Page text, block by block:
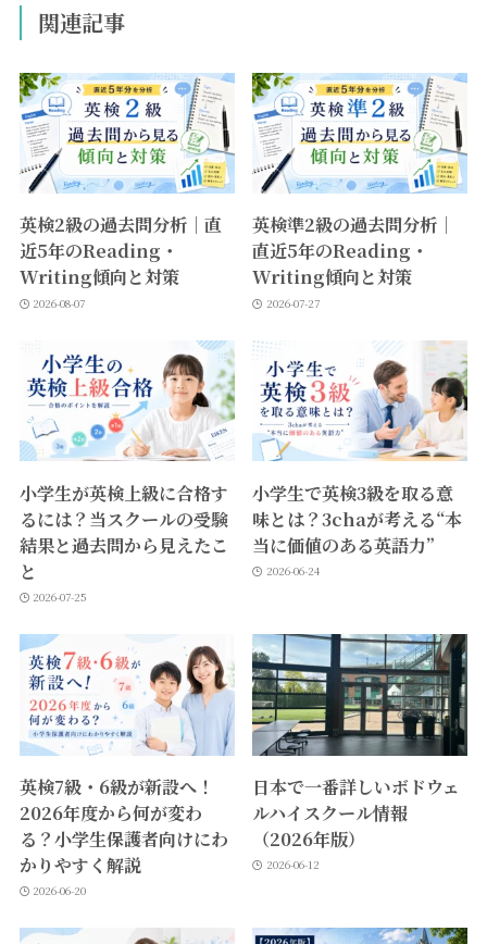
関連記事
英検2級の過去問分析｜直
近5年のReading・
Writing傾向と対策
2026-08-07
英検準2級の過去問分析｜
直近5年のReading・
Writing傾向と対策
2026-07-27
小学生が英検上級に合格す
るには？当スクールの受験
結果と過去問から見えたこ
と
2026-07-25
小学生で英検3級を取る意
味とは？3chaが考える“本
当に価値のある英語力”
2026-06-24
英検7級・6級が新設へ！
2026年度から何が変わ
る？小学生保護者向けにわ
かりやすく解説
2026-06-20
日本で一番詳しいボドウェ
ルハイスクール情報
（2026年版）
2026-06-12